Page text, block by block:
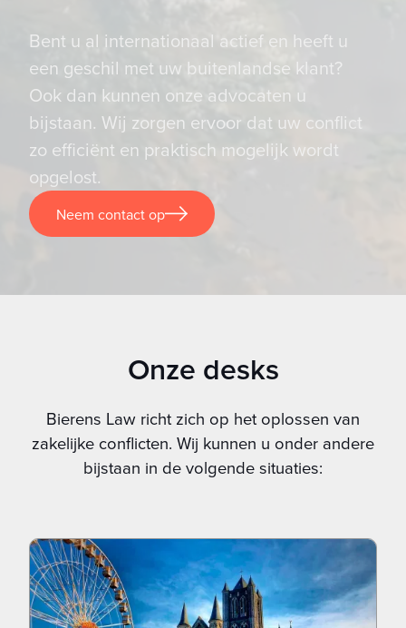
Bent u al internationaal actief en heeft u
een geschil met uw buitenlandse klant?
Ook dan kunnen onze advocaten u
bijstaan. Wij zorgen ervoor dat uw conflict
zo efficiënt en praktisch mogelijk wordt
opgelost.
Neem contact op
Onze desks
Bierens Law richt zich op het oplossen van
zakelijke conflicten. Wij kunnen u onder andere
bijstaan in de volgende situaties: